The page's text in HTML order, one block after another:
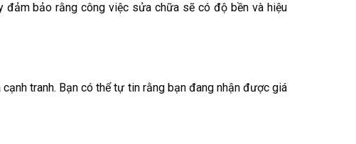
đảm bảo rằng công việc sửa chữa sẽ có độ bền và hiệu
tranh. Bạn có thể tự tin rằng bạn đang nhận được giá